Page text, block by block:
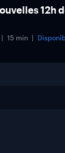
12h
15 min